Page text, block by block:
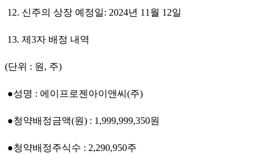
12. 신주의 상장 예정일: 2024년 11월 12일
13. 제3자 배정 내역
(단위 : 원, 주)
●성명 : 에이프로젠아이앤씨(주)
●청약배정금액(원) : 1,999,999,350원
●청약배정주식수 : 2,290,950주